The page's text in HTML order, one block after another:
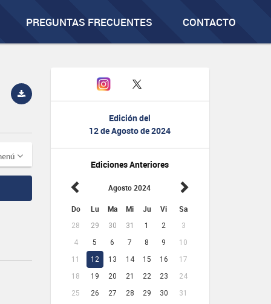
PREGUNTAS FRECUENTES CONTACTO
Edición del
12 de Agosto de 2024
Ediciones Anteriores
Agosto 2024
Do Lu Ma Mi Ju Vi Sa
28 29 30 31 1 2
3
4
5 6 7 8 9
10
11
12 13 14 15 16
17
18
19 20 21 22 23
24
25
26 27 28 29 30
31